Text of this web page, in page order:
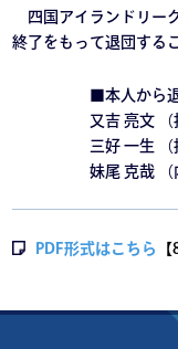
四国アイランドリー
終了をもって退団する
■本人から退団の
又吉 亮文 （投手
三好 一生 （捕手
妹尾 克哉 （内野
PDF形式はこちら